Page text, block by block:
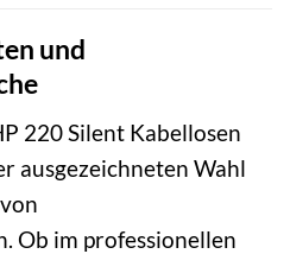
und
220 Silent Kabellosen
ausgezeichneten Wahl
Ob im professionellen